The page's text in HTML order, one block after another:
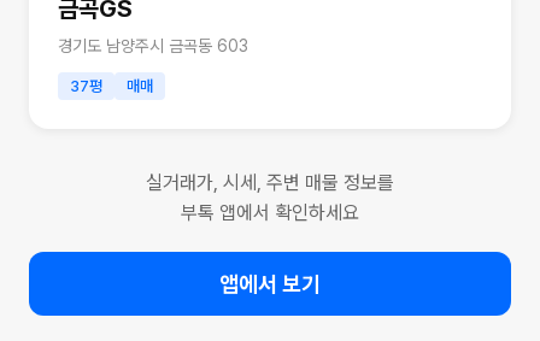
금곡GS
경기도 남양주시 금곡동 603
37평 매매
실거래가, 시세, 주변 매물 정보를
부톡 앱에서 확인하세요
앱에서 보기